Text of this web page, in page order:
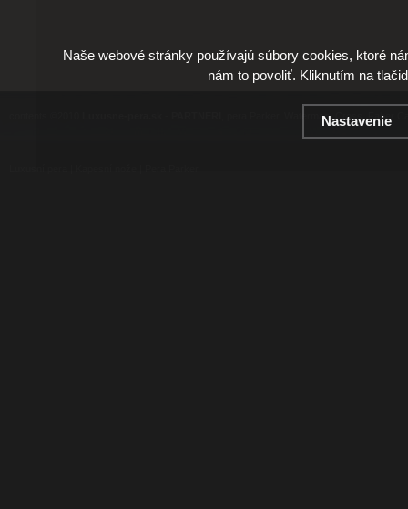
, pera Parker, Waterman, Cross, Faber
Naše webové stránky používajú súbory cookies, ktoré
nám to povoliť. Kliknutím na
Nastavenie